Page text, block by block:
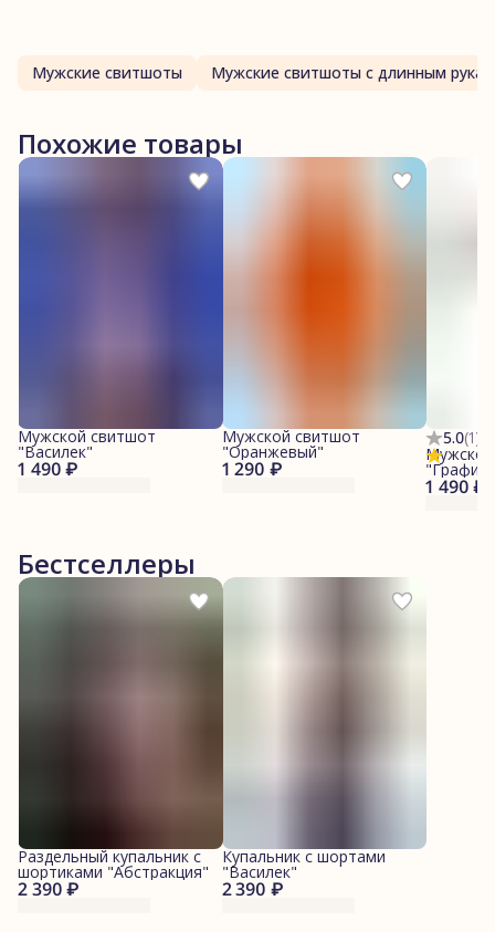
Мужские свитшоты Мужские свитшоты с длинным
Похожие товары
1 490 ₽
Мужской свитшот
"Василек"
1 290 ₽
Мужской свитшот
"Оранжевый"
5.0(1)
1 490 ₽
"Графит"
Бестселлеры
2 390 ₽
Раздельный купальник с
шортиками "Абстракция"
2 390 ₽
Купальник с шортами
"Василек"